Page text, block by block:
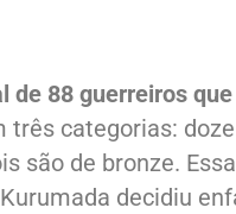
de 88 guerreiros
três categorias:
são de bronze.
decidiu